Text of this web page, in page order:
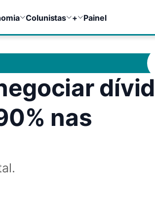
Colunistas + Painel
nas